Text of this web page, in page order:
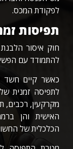
לפקודת המכס.
תפיסות
חוק איסור
להתמודד עם
כאשר קיים חשד
לתפיסה זמנית
מקרקעין, רכבים,
האישית והן
הכלכלית של